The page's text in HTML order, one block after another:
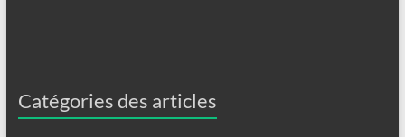
Catégories des articles